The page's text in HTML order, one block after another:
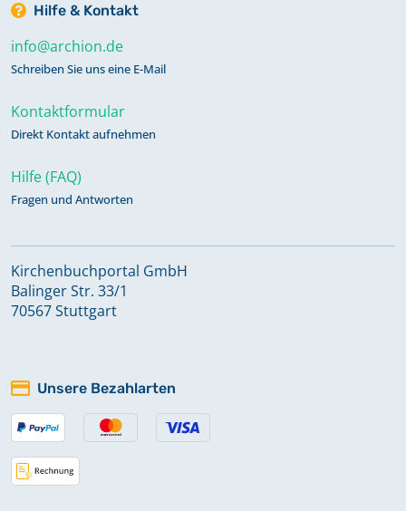
Hilfe & Kontakt
info@archion.de
Schreiben Sie uns eine E-Mail
Kontaktformular
Direkt Kontakt aufnehmen
Hilfe (FAQ)
Fragen und Antworten
Kirchenbuchportal GmbH
Balinger Str. 33/1
70567 Stuttgart
Unsere Bezahlarten